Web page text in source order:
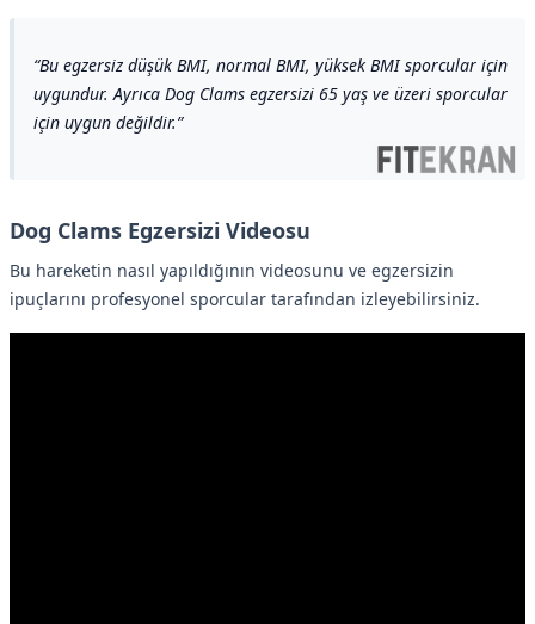
Bu egzersiz düşük BMI, normal BMI, yüksek BMI sporcular için
uygundur. Ayrıca Dog Clams egzersizi 65 yaş ve üzeri sporcular
için uygun değildir.
Dog Clams Egzersizi Videosu
Bu hareketin nasıl yapıldığının videosunu ve egzersizin
ipuçlarını profesyonel sporcular tarafından izleyebilirsiniz.